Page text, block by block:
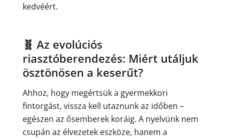
kedvéért.
🧬 Az evolúciós
riasztóberendezés: Miért utáljuk
ösztönösen a keserűt?
Ahhoz, hogy megértsük a gyermekkori
fintorgást, vissza kell utaznunk az időben –
egészen az ősemberek koráig. A nyelvünk nem
csupán az élvezetek eszköze, hanem a